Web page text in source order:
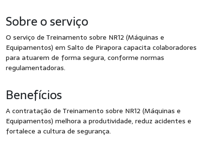
Sobre o serviço
O serviço de Treinamento sobre NR12 (Máquinas e
Equipamentos) em Salto de Pirapora capacita colaboradores
para atuarem de forma segura, conforme normas
regulamentadoras.
Benefícios
A contratação de Treinamento sobre NR12 (Máquinas e
Equipamentos) melhora a produtividade, reduz acidentes e
fortalece a cultura de segurança.